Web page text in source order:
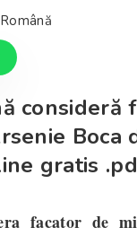
Română
consideră
Boca
gratis
facator de